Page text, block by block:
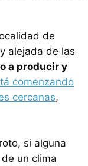
de
alejada de las
a producir y
comenzando
cercanas,
si alguna
un clima